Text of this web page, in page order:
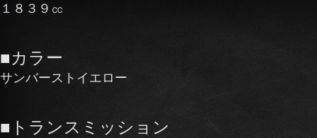
１８３９㏄
■カラー
サンバーストイエロー
■トランスミッション